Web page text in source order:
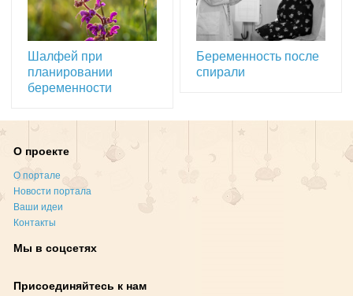
Шалфей при
планировании
беременности
Беременность после
спирали
О проекте
О портале
Новости портала
Ваши идеи
Контакты
Мы в соцсетях
Присоединяйтесь к нам